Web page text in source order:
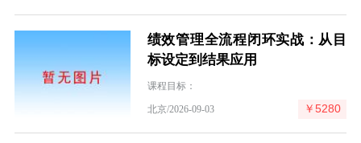
绩效管理全流程闭环实战：从目
标设定到结果应用
课程目标：
北京/2026-09-03 ￥5280